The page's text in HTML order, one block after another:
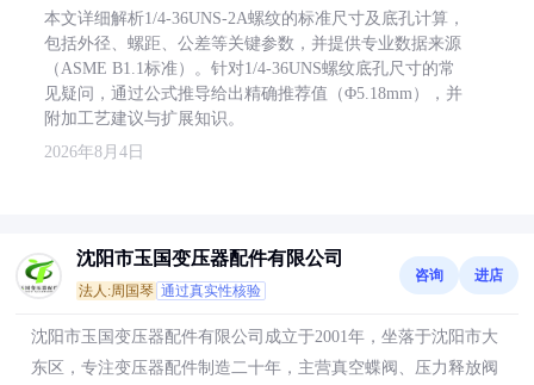
本文详细解析1/4-36UNS-2A螺纹的标准尺寸及底孔计算，
包括外径、螺距、公差等关键参数，并提供专业数据来源
（ASME B1.1标准）。针对1/4-36UNS螺纹底孔尺寸的常
见疑问，通过公式推导给出精确推荐值（Φ5.18mm），并
附加工艺建议与扩展知识。
2026年8月4日
沈阳市玉国变压器配件有限公司
法人:周国琴 通过真实性核验
咨询 进店
沈阳市玉国变压器配件有限公司成立于2001年，坐落于沈阳市大
东区，专注变压器配件制造二十年，主营真空蝶阀、压力释放阀